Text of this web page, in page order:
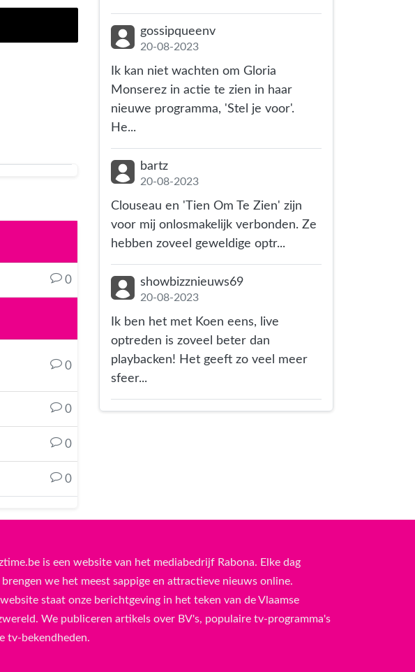
0
0
0
0
0
gossipqueenv
20-08-2023
Ik kan niet wachten om Gloria
Monserez in actie te zien in haar
nieuwe programma, 'Stel je voor'.
He...
bartz
20-08-2023
Clouseau en 'Tien Om Te Zien' zijn
voor mij onlosmakelijk verbonden. Ze
hebben zoveel geweldige optr...
showbizznieuws69
20-08-2023
Ik ben het met Koen eens, live
optreden is zoveel beter dan
playbacken! Het geeft zo veel meer
sfeer...
is een website van het mediabedrijf Rabona. Elke dag
we het meest sappige en attractieve nieuws online.
staat onze berichtgeving in het teken van de Vlaamse
We publiceren artikels over BV's, populaire tv-programma's
tv-bekendheden.